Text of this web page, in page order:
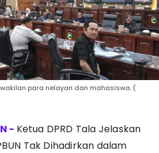
para nelayan dan mahasiswa. (
Ketua DPRD Tala Jelaskan
Tak Dihadirkan dalam